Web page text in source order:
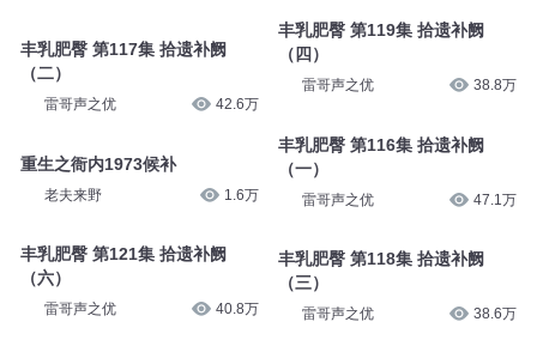
丰乳肥臀 第117集 拾遗补阙
（二）
雷哥声之优 42.6万
重生之衙内1973候补
老夫来野 1.6万
丰乳肥臀 第121集 拾遗补阙
（六）
雷哥声之优 40.8万
丰乳肥臀 第119集 拾遗补阙
（四）
雷哥声之优 38.8万
丰乳肥臀 第116集 拾遗补阙
（一）
雷哥声之优 47.1万
丰乳肥臀 第118集 拾遗补阙
（三）
雷哥声之优 38.6万